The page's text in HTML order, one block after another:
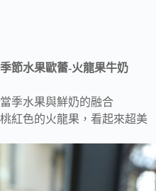
季節水果歐蕾-火龍果牛奶
當季水果與鮮奶的融合
桃紅色的火龍果，看起來超美